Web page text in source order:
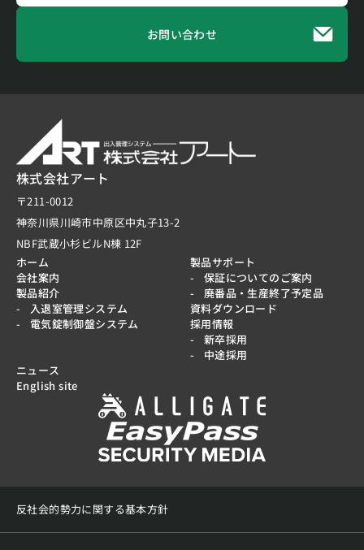
お問い合わせ
株式会社アート
〒211-0012
神奈川県川崎市中原区中丸子13-2
NBF武蔵小杉ビルN棟 12F
ホーム
会社案内
製品紹介
入退室管理システム
電気錠制御盤システム
製品サポート
保証についてのご案内
廃番品・生産終了予定品
資料ダウンロード
採用情報
新卒採用
中途採用
ニュース
English site
反社会的勢力に関する基本方針